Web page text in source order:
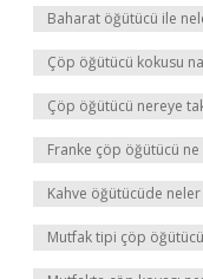
Baharat öğütücü ile
Çöp öğütücü kokusu
Çöp öğütücü nereye
Franke çöp öğütücü
Kahve öğütücüde neler
Mutfak tipi çöp